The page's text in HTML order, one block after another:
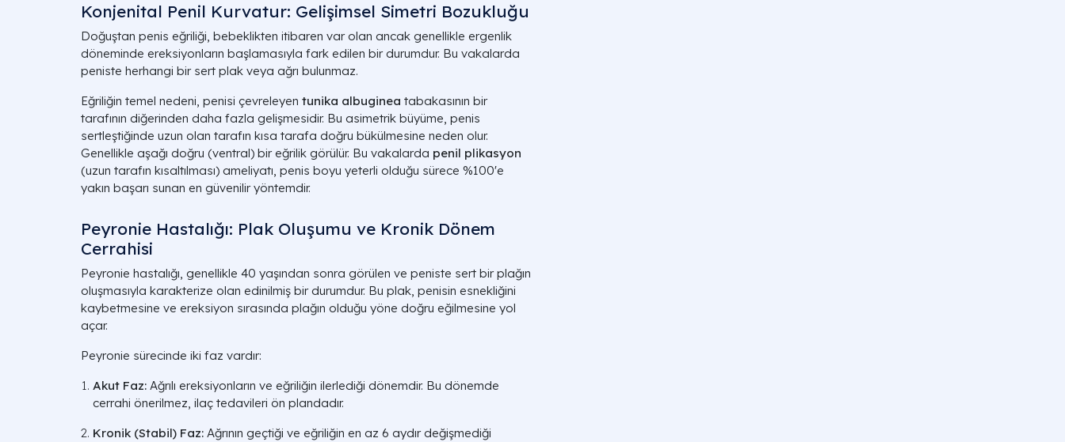
Konjenital Penil Kurvatur: Gelişimsel Simetri Bozukluğu
Doğuştan penis eğriliği, bebeklikten itibaren var olan ancak genellikle ergenlik
döneminde ereksiyonların başlamasıyla fark edilen bir durumdur. Bu vakalarda
peniste herhangi bir sert plak veya ağrı bulunmaz.
Eğriliğin temel nedeni, penisi çevreleyen tunika albuginea tabakasının bir
tarafının diğerinden daha fazla gelişmesidir. Bu asimetrik büyüme, penis
sertleştiğinde uzun olan tarafın kısa tarafa doğru bükülmesine neden olur.
Genellikle aşağı doğru (ventral) bir eğrilik görülür. Bu vakalarda penil plikasyon
(uzun tarafın kısaltılması) ameliyatı, penis boyu yeterli olduğu sürece %100'e
yakın başarı sunan en güvenilir yöntemdir.
Peyronie Hastalığı: Plak Oluşumu ve Kronik Dönem
Cerrahisi
Peyronie hastalığı, genellikle 40 yaşından sonra görülen ve peniste sert bir plağın
oluşmasıyla karakterize olan edinilmiş bir durumdur. Bu plak, penisin esnekliğini
kaybetmesine ve ereksiyon sırasında plağın olduğu yöne doğru eğilmesine yol
açar.
Peyronie sürecinde iki faz vardır:
Akut Faz: Ağrılı ereksiyonların ve eğriliğin ilerlediği dönemdir. Bu dönemde
cerrahi önerilmez, ilaç tedavileri ön plandadır.
Kronik (Stabil) Faz: Ağrının geçtiği ve eğriliğin en az 6 aydır değişmediği